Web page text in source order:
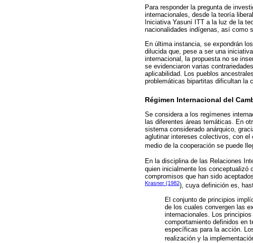
Para responder la pregunta de
internacionales, desde la teoría
Iniciativa Yasuní ITT a la luz de la
nacionalidades indígenas, así como
En última instancia, se expondrán
dilucida que, pese a ser una
internacional, la propuesta no se
se evidenciaron varias
aplicabilidad. Los pueblos
problemáticas bipartitas dificultan la
Régimen Internacional del
Se considera a los regímenes
las diferentes áreas temáticas. En
sistema considerado anárquico,
aglutinar intereses colectivos, con
medio de la cooperación se puede
En la disciplina de las Relaciones
quien inicialmente los conceptualizó
compromisos que han sido
Krasner (1982), cuya definición es,
El conjunto de principios
de los cuales convergen las
internacionales. Los
comportamiento definidos en
específicas para la acción.
realización y la